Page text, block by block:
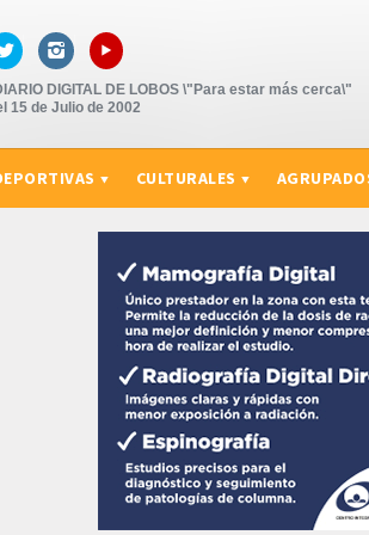
 ▸
DIGITAL DE LOBOS \"Para estar más cerca\"
15 de Julio de 2002
CULTURALES